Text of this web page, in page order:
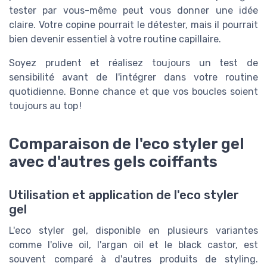
tester par vous-même peut vous donner une idée
claire. Votre copine pourrait le détester, mais il pourrait
bien devenir essentiel à votre routine capillaire.
Soyez prudent et réalisez toujours un test de
sensibilité avant de l'intégrer dans votre routine
quotidienne. Bonne chance et que vos boucles soient
toujours au top !
Comparaison de l'eco styler gel
avec d'autres gels coiffants
Utilisation et application de l'eco styler
gel
L'eco styler gel, disponible en plusieurs variantes
comme l'olive oil, l'argan oil et le black castor, est
souvent comparé à d'autres produits de styling.